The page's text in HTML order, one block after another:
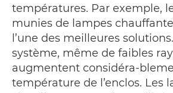
températures. Par exemple,
munies de lampes
l’une des meilleures
système, même de faibles
augmentent considéra-
température de l’enclos. Les